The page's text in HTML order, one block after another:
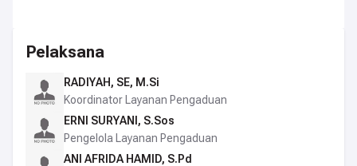
Pelaksana
RADIYAH, SE, M.Si
Koordinator Layanan Pengaduan
ERNI SURYANI, S.Sos
Pengelola Layanan Pengaduan
ANI AFRIDA HAMID, S.Pd